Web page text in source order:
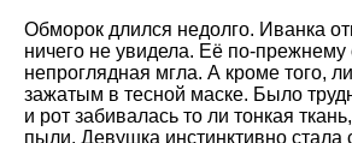
Обморок длился недолго. Иванка
ничего не увидела. Её по-прежнему
непроглядная мгла. А кроме того,
зажатым в тесной маске. Было
и рот забивалась то ли тонкая
пыли. Девушка инстинктивно стала